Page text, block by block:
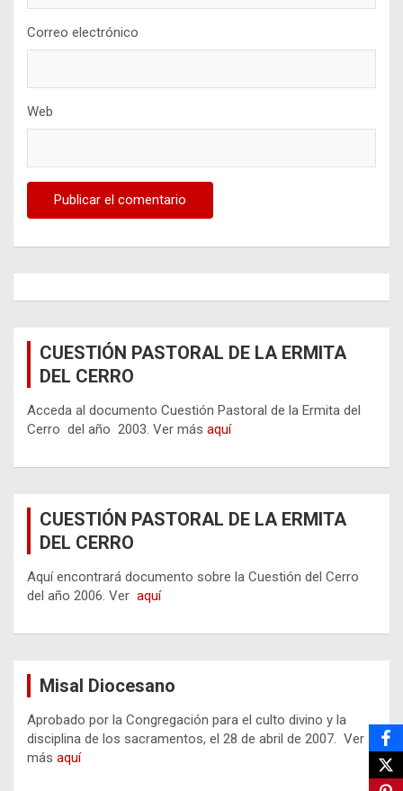
Correo electrónico
Web
CUESTIÓN PASTORAL DE LA ERMITA
DEL CERRO
Acceda al documento Cuestión Pastoral de la Ermita del
Cerro del año 2003. Ver más aquí
CUESTIÓN PASTORAL DE LA ERMITA
DEL CERRO
Aquí encontrará documento sobre la Cuestión del Cerro
del año 2006. Ver aquí
Misal Diocesano
Aprobado por la Congregación para el culto divino y la
disciplina de los sacramentos, el 28 de abril de 2007. Ver
más aquí